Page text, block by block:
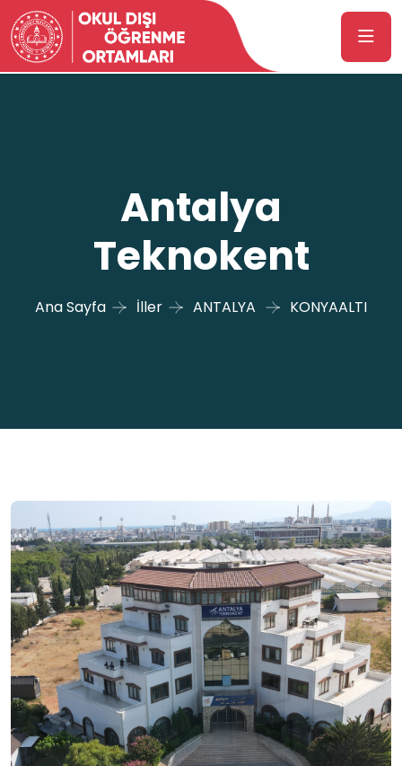
Antalya
Teknokent
Ana Sayfa İller ANTALYA KONYAALTI